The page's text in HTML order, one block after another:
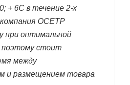
+ 6С в течение 2-х
ОСЕТР
при оптимальной
стоит
между
и размещением товара